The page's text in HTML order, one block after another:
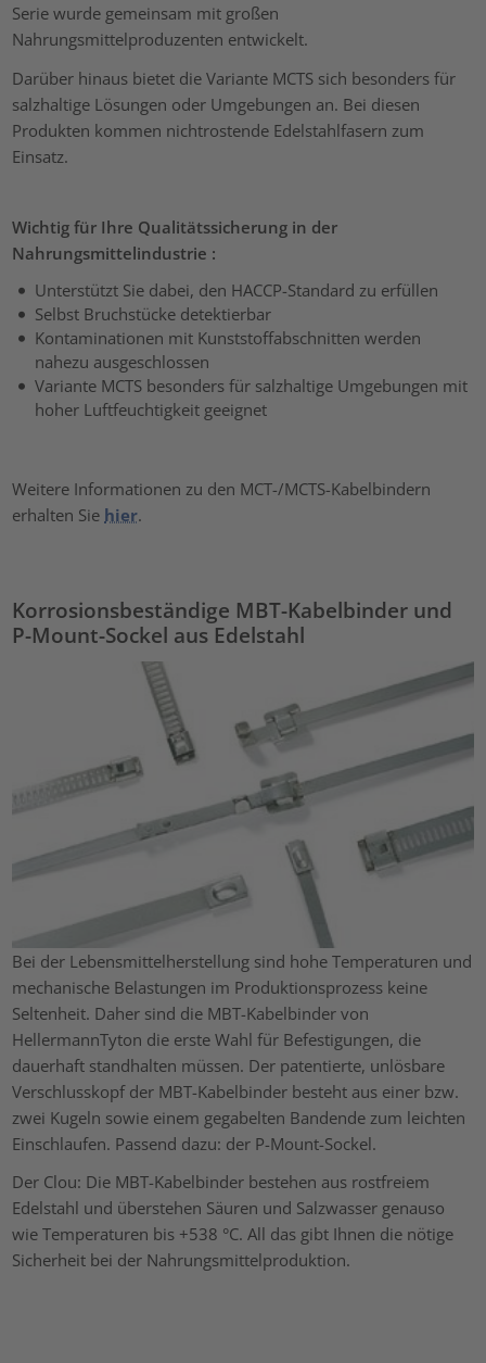
Serie wurde gemeinsam mit großen
Nahrungsmittelproduzenten entwickelt.
Darüber hinaus bietet die Variante MCTS sich besonders für
salzhaltige Lösungen oder Umgebungen an. Bei diesen
Produkten kommen nichtrostende Edelstahlfasern zum
Einsatz.
Wichtig für Ihre Qualitätssicherung in der
Nahrungsmittelindustrie :
Unterstützt Sie dabei, den HACCP-Standard zu erfüllen
Selbst Bruchstücke detektierbar
Kontaminationen mit Kunststoffabschnitten werden
nahezu ausgeschlossen
Variante MCTS besonders für salzhaltige Umgebungen mit
hoher Luftfeuchtigkeit geeignet
Weitere Informationen zu den MCT-/MCTS-Kabelbindern
erhalten Sie hier.
Korrosionsbeständige MBT-Kabelbinder und
P-Mount-Sockel aus Edelstahl
Bei der Lebensmittelherstellung sind hohe Temperaturen und
mechanische Belastungen im Produktionsprozess keine
Seltenheit. Daher sind die MBT-Kabelbinder von
HellermannTyton die erste Wahl für Befestigungen, die
dauerhaft standhalten müssen. Der patentierte, unlösbare
Verschlusskopf der MBT-Kabelbinder besteht aus einer bzw.
zwei Kugeln sowie einem gegabelten Bandende zum leichten
Einschlaufen. Passend dazu: der P-Mount-Sockel.
Der Clou: Die MBT-Kabelbinder bestehen aus rostfreiem
Edelstahl und überstehen Säuren und Salzwasser genauso
wie Temperaturen bis +538 °C. All das gibt Ihnen die nötige
Sicherheit bei der Nahrungsmittelproduktion.